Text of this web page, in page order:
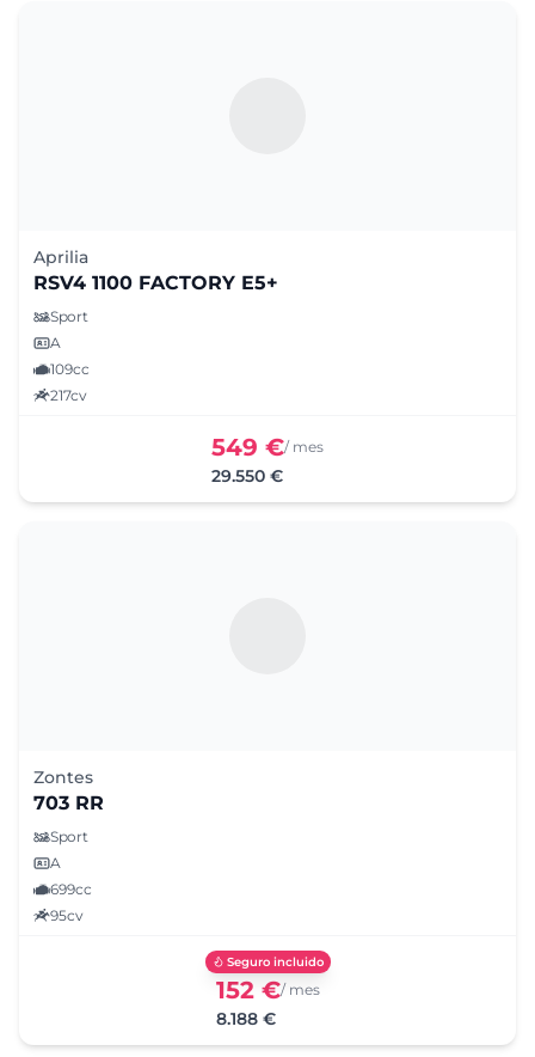
Aprilia
RSV4 1100 FACTORY E5+
Sport
A
109cc
217cv
549 €/ mes
29.550 €
Zontes
703 RR
Sport
A
699cc
95cv
152 €/ mes
8.188 €
Seguro incluido